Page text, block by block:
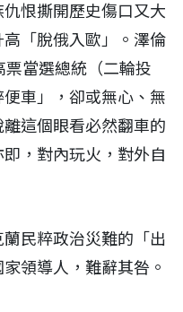
恨撕開歷史傷口又大
「脫俄入歐」。澤倫
當選總統（二輪投
車」，卻或無心、無
這個眼看必然翻車的
，對內玩火，對外自
民粹政治災難的「出
領導人，難辭其咎。